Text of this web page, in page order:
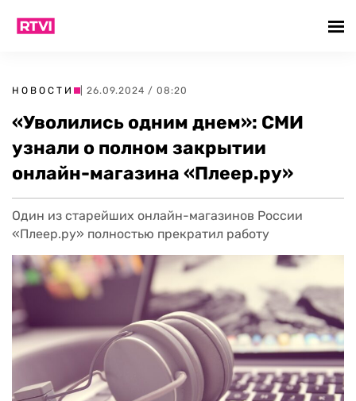
НОВОСТИ | 26.09.2024 / 08:20
«Уволились одним днем»: СМИ
узнали о полном закрытии
онлайн-магазина «Плеер.ру»
Один из старейших онлайн-магазинов России
«Плеер.ру» полностью прекратил работу